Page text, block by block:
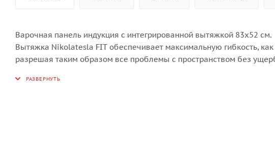
Варочная панель индукция с интегрированной вытяжкой 83х52 см.
Вытяжка Nikolatesla FIT обеспечивает максимальную гибкость,
разрешая таким образом все проблемы с пространством без
Если вытяжка не требуется поверхность печи остается сплошной.